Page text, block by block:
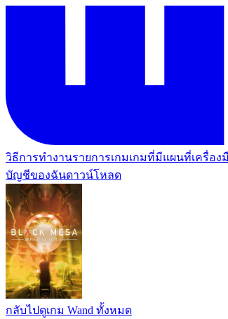
วิธีการทำงานรายการเกมเกมที่มีแผนที่เครื่อง
บัญชีของฉันดาวน์โหลด
กลับไปดูเกม Wand ทั้งหมด